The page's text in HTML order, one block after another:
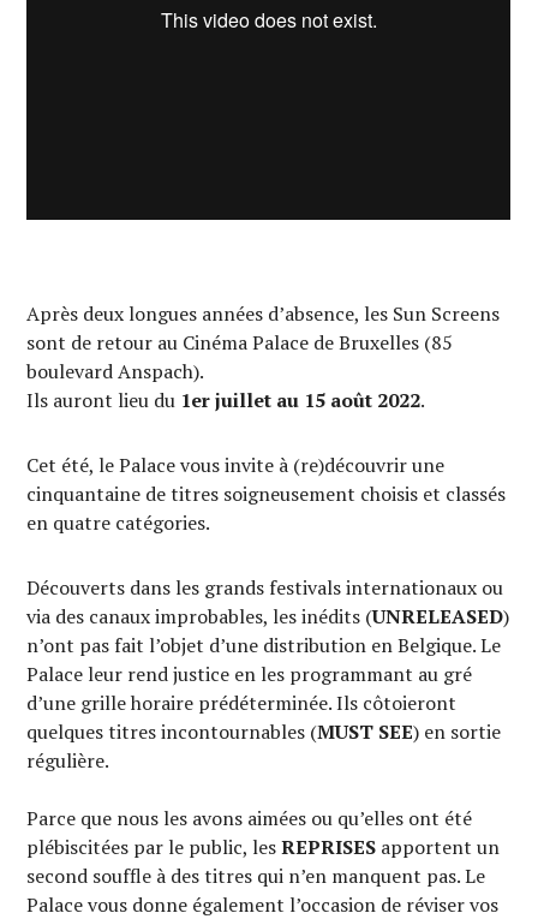
Après deux longues années d’absence, les Sun Screens
sont de retour au Cinéma Palace de Bruxelles (85
boulevard Anspach).
Ils auront lieu du 1er juillet au 15 août 2022.
Cet été, le Palace vous invite à (re)découvrir une
cinquantaine de titres soigneusement choisis et classés
en quatre catégories.
Découverts dans les grands festivals internationaux ou
via des canaux improbables, les inédits (UNRELEASED)
n’ont pas fait l’objet d’une distribution en Belgique. Le
Palace leur rend justice en les programmant au gré
d’une grille horaire prédéterminée. Ils côtoieront
quelques titres incontournables (MUST SEE) en sortie
régulière.
Parce que nous les avons aimées ou qu’elles ont été
plébiscitées par le public, lesREPRISES apportent un
second souffle à des titres qui n’en manquent pas. Le
Palace vous donne également l’occasion de réviser vos